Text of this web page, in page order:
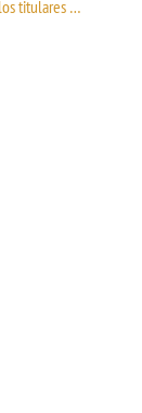
AVISO por el que se dan a conocer los nombres de los titulares y números de programas de la industria manufacturera, maquiladora y de servicios de exportación cancelados.